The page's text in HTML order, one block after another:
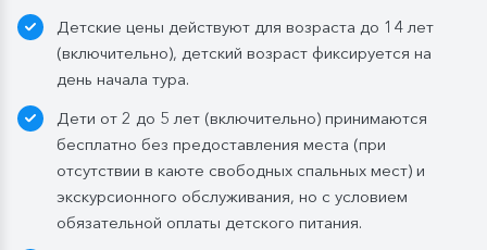
Ужин:
заказная система питания, выбор блюд со 2-
напиток (1 стакан, 200 мл). На выбор: вино красное /
белое / игристое (1 бокал, 125 мл) / водка (1
Бутилированная вода в каюте:
Каюты класса «Люкс» и «Полулюкс»:
ежедневное пополнение — 1 бутылка (0,5 л.) в день;
Детские цены действуют для возраста до 14 лет
(включительно), детский возраст фиксируется на
день начала тура.
Дети от 2 до 5 лет (включительно) принимаются
бесплатно без предоставления места (при
отсутствии в каюте свободных спальных мест) и
экскурсионного обслуживания, но с условием
обязательной оплаты детского питания.